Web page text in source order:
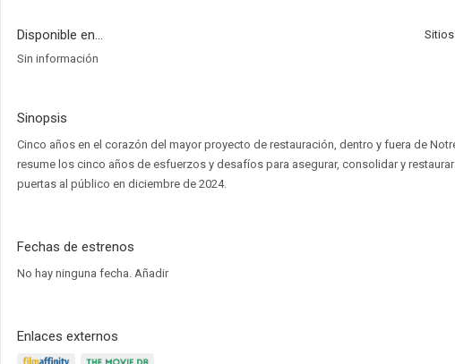
Disponible en...
Sin información
Sinopsis
Cinco años en el corazón del mayor proyecto de restauración, dentro y fuera de
resume los cinco años de esfuerzos y desafíos para asegurar, consolidar y
puertas al público en diciembre de 2024.
Fechas de estrenos
No hay ninguna fecha. Añadir
Enlaces externos